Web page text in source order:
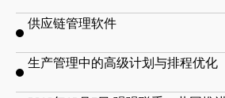
供应链管理软件
生产管理中的高级计划与排程优化